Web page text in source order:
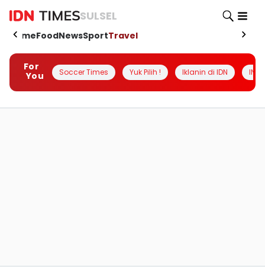
SULSEL
HomeFoodNewsSportTravel
For
You
Soccer Times Yuk Pilih ! Iklanin di IDN